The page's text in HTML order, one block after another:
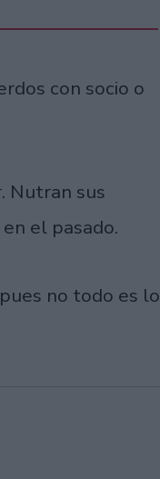
con socio o
Nutran sus
el pasado.
no todo es lo